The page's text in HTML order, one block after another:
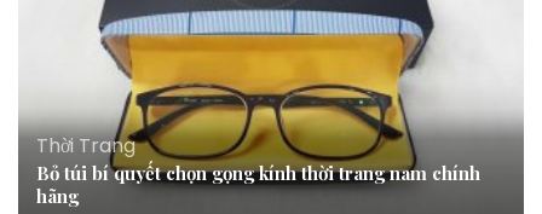
Thời Trang
Bỏ túi bí quyết chọn gọng kính thời trang nam chính
hãng